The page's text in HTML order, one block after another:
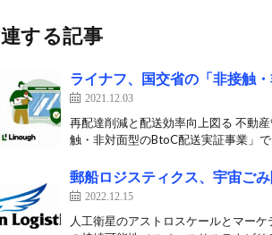
関連する記事
ライナフ、国交省の「非接触
2021.12.03
再配達削減と配送効率向上図る 不動
触・非対面型のBtoC配送実証事業」
郵船ロジスティクス、宇宙ご
2022.12.15
人工衛星のアストロスケールとマー